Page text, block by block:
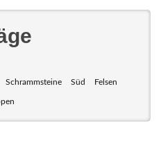
Schrammsteine Süd Felsen